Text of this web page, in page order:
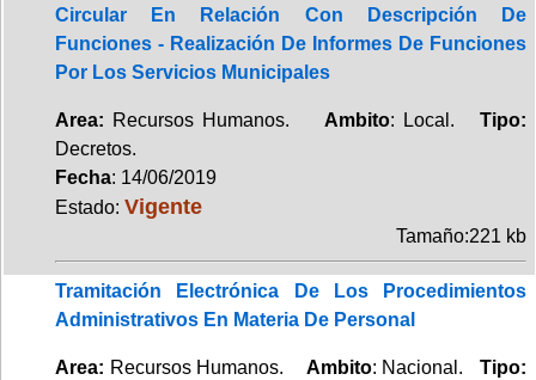
Circular En Relación Con Descripción De
Funciones - Realización De Informes De Funciones
Por Los Servicios Municipales
Area: Recursos Humanos. Ambito: Local.Tipo:
Decretos.
Fecha: 14/06/2019
Estado: Vigente
Tamaño:221 kb
Tramitación Electrónica De Los Procedimientos
Administrativos En Materia De Personal
Area: Recursos Humanos. Ambito: Nacional.Tipo: